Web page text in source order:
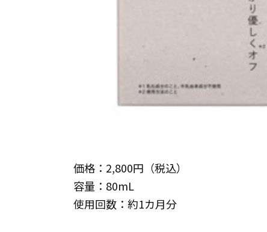
価格：2,800円（税込）
容量：80mL
使用回数：約1カ月分